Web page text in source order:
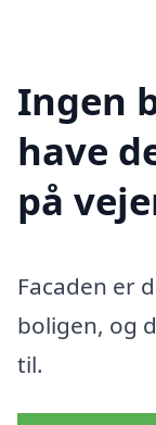
Ingen
have
på
Facaden er
boligen, og
til.